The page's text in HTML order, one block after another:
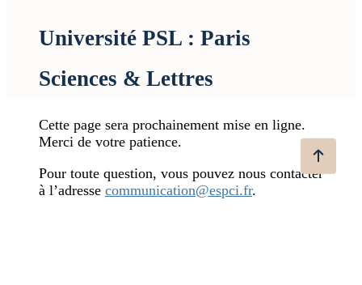
Université PSL : Paris
Sciences & Lettres
Cette page sera prochainement mise en ligne.
Merci de votre patience.
Pour toute question, vous pouvez nous contacter
à l’adresse communication@espci.fr.